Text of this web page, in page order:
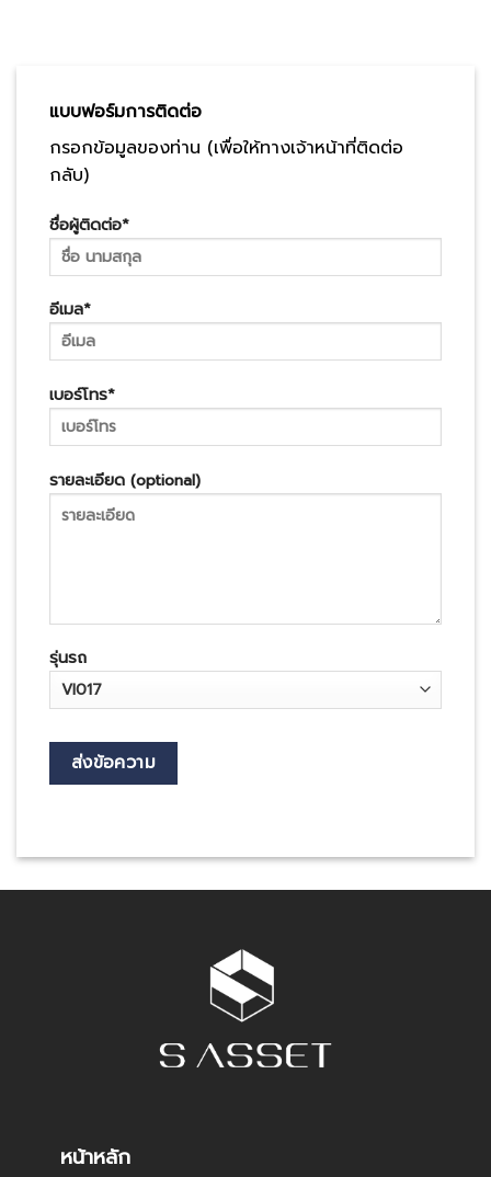
แบบฟอร์มการติดต่อ
กรอกข้อมูลของท่าน (เพื่อให้ทางเจ้าหน้าที่ติดต่อ
กลับ)
ชื่อผู้ติดต่อ*
อีเมล*
เบอร์โทร*
รายละเอียด (optional)
รุ่นรถ
หน้าหลัก